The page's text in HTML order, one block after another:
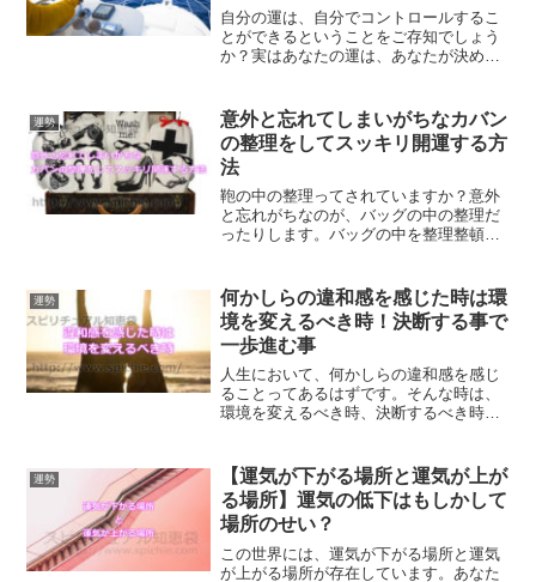
自分の運は、自分でコントロールするこ
とができるということをご存知でしょう
か？実はあなたの運は、あなたが決めて
したらいいのか？解説します。
運勢
意外と忘れてしまいがちなカバン
の整理をしてスッキリ開運する方
法
鞄の中の整理ってされていますか？意外
と忘れがちなのが、バッグの中の整理だ
ったりします。バッグの中を整理整頓す
をご紹介します。
運勢
何かしらの違和感を感じた時は環
境を変えるべき時！決断する事で
一歩進む事
人生において、何かしらの違和感を感じ
ることってあるはずです。そんな時は、
環境を変えるべき時、決断するべき時に
ます。
運勢
【運気が下がる場所と運気が上が
る場所】運気の低下はもしかして
場所のせい？
この世界には、運気が下がる場所と運気
が上がる場所が存在しています。あなた